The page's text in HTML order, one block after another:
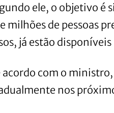
ele, o objetivo é
milhões de pessoas
já estão
acordo com o
nos